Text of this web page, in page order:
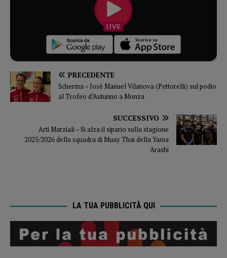
PRECEDENTE
Scherma – Josè Manuel Vilanova (Pettorelli) sul podio
al Trofeo d’Autunno a Monza
SUCCESSIVO
Arti Marziali – Si alza il sipario sulla stagione
2025/2026 della squadra di Muay Thai della Yama
Arashi
LA TUA PUBBLICITÀ QUI